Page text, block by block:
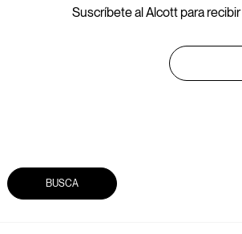
Suscríbete al Alcott para
BUSCA